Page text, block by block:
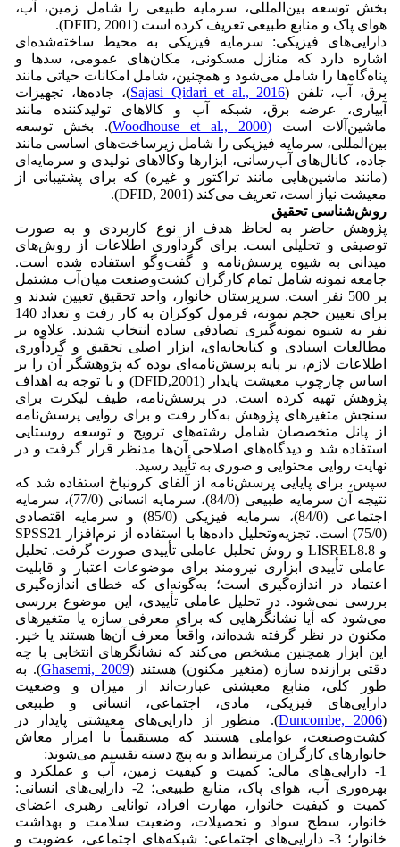
بخش توسعه بین‌المللی، سرمایه طبیعی را شامل زمین، آب،
هوای پاک و منابع طبیعی تعریف کرده است (DFID, 2001).
دارایی‌های فیزیکی: سرمایه فیزیکی به محیط ساخته‌شده‌ای
اشاره دارد که منازل مسکونی، مکان‌های عمومی، سدها و
پناه‌گاه‌ها را شامل می‌شود و همچنین، شامل امکانات حیاتی مانند
برق، آب، تلفن (Sajasi Qidari et al., 2016)، جاده‌ها، تجهیزات
آبیاری، عرضه برق، شبکه آب و کالاهای تولیدکننده مانند
ماشین‌آلات است (Woodhouse et al., 2000
). بخش توسعه
بین‌المللی، سرمایه فیزیکی را شامل زیرساخت‌های اساسی مانند
جاده، کانال‌های آب‌رسانی، ابزارها وکالاهای تولیدی و سرمایه‌ای
(مانند ماشین‌هایی مانند تراکتور و غیره) که برای پشتیبانی از
معیشت نیاز است، تعریف می‌کند (DFID, 2001).
روش‌شناسی تحقیق
پژوهش حاضر به لحاظ هدف از نوع کاربردی و به صورت
توصیفی و تحلیلی است. برای گردآوری اطلاعات از روش‌های
میدانی به شیوه پرسش‌نامه و گفت‌و‌گو استفاده شده است.
جامعه نمونه شامل تمام کارگران کشت‌وصنعت میان‌آب مشتمل
بر 500 نفر است. سرپرستان خانوار، واحد تحقیق تعیین شدند و
برای تعیین حجم نمونه، فرمول کوکران به کار رفت و تعداد 140
نفر به شیوه نمونه‌گیری تصادفی ساده انتخاب شدند. علاوه بر
مطالعات اسنادی و کتابخانه‌ای، ابزار اصلی تحقیق و گردآوری
اطلاعات لازم، بر پایه پرسش‌نامه‌ای بوده که پژوهشگر آن را بر
اساس چارچوب معیشت پایدار (DFID,2001) و با توجه به اهداف
پژوهش تهیه کرده است. در پرسش‌نامه، طیف لیکرت برای
سنجش متغیرهای پژوهش به‌کار رفت و برای روایی پرسش‌نامه
از پانل متخصصان شامل رشته‌های ترویج و توسعه روستایی
استفاده شد و دیدگاه‌های اصلاحی آن‌ها مدنظر قرار گرفت و در
نهایت روایی محتوایی و صوری به تأیید رسید.
سپس، برای پایایی پرسش‌نامه از آلفای کرونباخ استفاده شد که
نتیجه آن سرمایه طبیعی (84/0)، سرمایه انسانی (77/0)، سرمایه
اجتماعی (84/0)، سرمایه فیزیکی (85/0) و سرمایه اقتصادی
(75/0) است. تجزیه‌وتحلیل داده‌ها با استفاده از نرم‌افزار SPSS21
و LISREL8.8 و روش تحلیل عاملی تأییدی صورت گرفت. تحلیل
عاملی تأییدی ابزاری نیرومند برای موضوعات اعتبار و قابلیت
اعتماد در اندازه‌گیری است؛ به‌گونه‌ای که خطای اندازه‌گیری
بررسی نمی‌شود. در تحلیل عاملی تأییدی، این موضوع بررسی
می‌شود که آیا نشانگرهایی که برای معرفی سازه یا متغیرهای
مکنون در نظر گرفته ‌شده‌اند، واقعاً معرف آن‌ها هستند یا خیر.
این ابزار همچنین مشخص می‌کند که نشانگرهای انتخابی با چه
دقتی برازنده سازه (متغیر مکنون) هستند (Ghasemi, 2009). به
طور کلی، منابع معیشتی عبارت‌اند از میزان و وضعیت
دارایی‌های فیزیکی، مادی، اجتماعی، انسانی و طبیعی
(
Duncombe, 2006). منظور از دارایی‌های معیشتی پایدار در
کشت‌وصنعت، عواملی هستند که مستقیماً با امرار معاش
خانوارهای کارگران مرتبط‌اند و به پنج دسته تقسیم می‌شوند:
1- دارایی‌های مالی: کمیت و کیفیت زمین، آب و عملکرد و
بهره‌وری آب، هوای پاک، منابع طبیعی؛ 2- دارایی‌های انسانی:
کمیت و کیفیت خانوار، مهارت افراد، توانایی رهبری اعضای
خانوار، سطح سواد و تحصیلات، وضعیت سلامت و بهداشت
خانوار؛ 3- دارایی‌های اجتماعی: شبکه‌های اجتماعی، عضویت و